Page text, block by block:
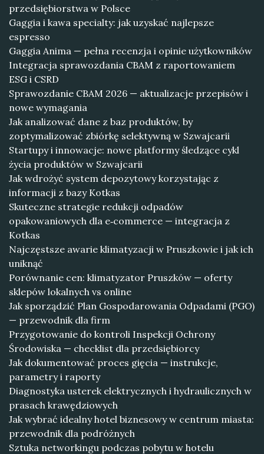
przedsiębiorstwa w Polsce
Gaggia i kawa specialty: jak uzyskać najlepsze
espresso
Gaggia Anima — pełna recenzja i opinie użytkowników
Integracja sprawozdania CBAM z raportowaniem
ESG i CSRD
Sprawozdanie CBAM 2026 — aktualizacje przepisów i
nowe wymagania
Jak analizować dane z baz produktów, by
zoptymalizować zbiórkę selektywną w Szwajcarii
Startupy i innowacje: nowe platformy śledzące cykl
życia produktów w Szwajcarii
Jak wdrożyć system depozytowy korzystając z
informacji z bazy Kotkas
Skuteczne strategie redukcji odpadów
opakowaniowych dla e‑commerce — integracja z
Kotkas
Najczęstsze awarie klimatyzacji w Pruszkowie i jak ich
uniknąć
Porównanie cen: klimatyzator Pruszków — oferty
sklepów lokalnych vs online
Jak sporządzić Plan Gospodarowania Odpadami (PGO)
— przewodnik dla firm
Przygotowanie do kontroli Inspekcji Ochrony
Środowiska — checklist dla przedsiębiorcy
Jak dokumentować proces gięcia — instrukcje,
parametry i raporty
Diagnostyka usterek elektrycznych i hydraulicznych w
prasach krawędziowych
Jak wybrać idealny hotel biznesowy w centrum miasta:
przewodnik dla podróżnych
Sztuka networkingu podczas pobytu w hotelu